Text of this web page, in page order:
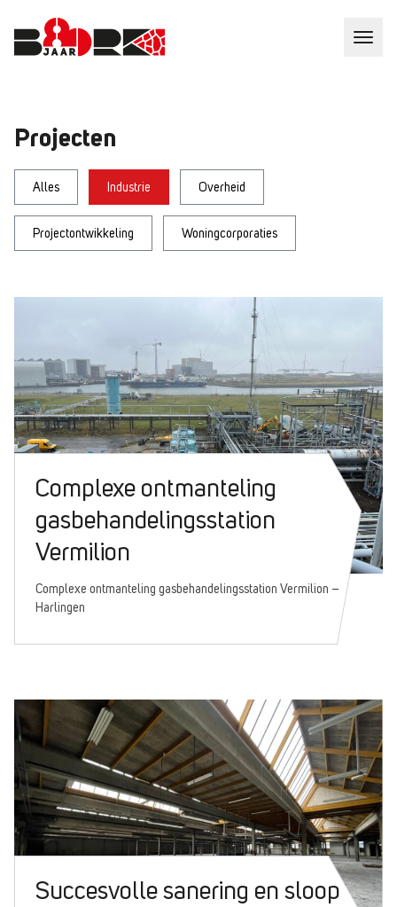
Projecten
Alles Industrie Overheid
Projectontwikkeling Woningcorporaties
Complexe ontmanteling
gasbehandelingsstation
Vermilion
Complexe ontmanteling gasbehandelingsstation Vermilion –
Harlingen
Succesvolle sanering en sloop